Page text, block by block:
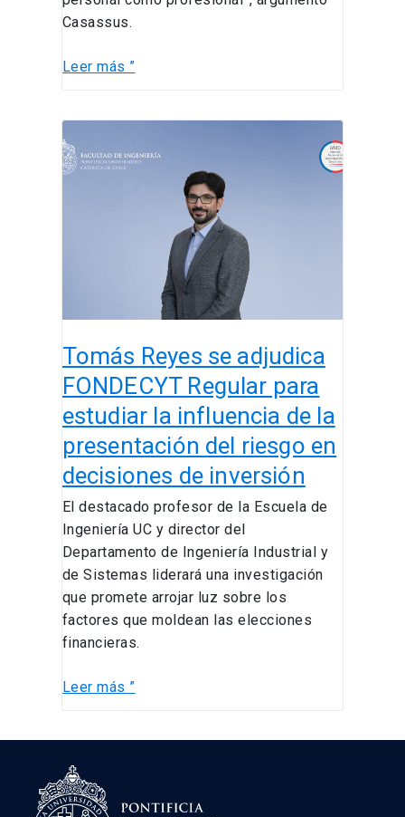
Casassus.
Leer más ”
Tomás Reyes se adjudica
FONDECYT Regular para
estudiar la influencia de la
presentación del riesgo en
decisiones de inversión
El destacado profesor de la Escuela de
Ingeniería UC y director del
Departamento de Ingeniería Industrial y
de Sistemas liderará una investigación
que promete arrojar luz sobre los
factores que moldean las elecciones
financieras.
Reyes
se
de
la
presentación
del
riesgo
en
decisiones
de
inversión
Leer más ”